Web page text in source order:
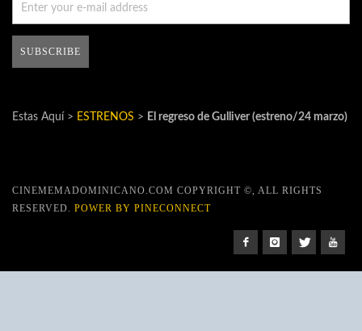
Estas Aquí > ESTRENOS > El regreso de Gulliver (estreno/24 marzo)
CINEMEMADOMINICANO.COM COPYRIGHT ©, ALL RIGHTS
RESERVED. POWER BY PINECONNECT